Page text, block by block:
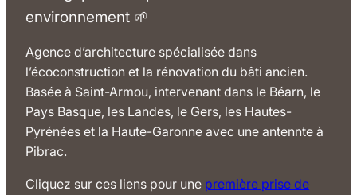
environnement 🌱
Agence d’architecture spécialisée dans
l’écoconstruction et la rénovation du bâti ancien.
Basée à Saint-Armou, intervenant dans le Béarn, le
Pays Basque, les Landes, le Gers, les Hautes-
Pyrénées et la Haute-Garonne avec une antennte à
Pibrac.
Cliquez sur ces liens pour une première prise de